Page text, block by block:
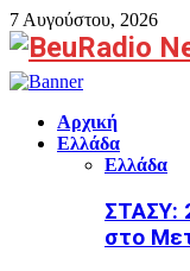
7 Αυγούστου, 2026
Facebook
Αρχική
Ελλάδα
Ελλάδα
ΣΤΑΣΥ:
στο